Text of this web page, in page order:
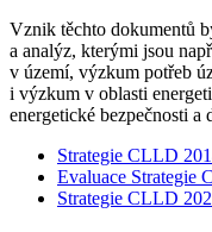
Vznik těchto dokumentů
a analýz, kterými jsou
v území, výzkum potřeb
i výzkum v oblasti
energetické bezpečnosti a
Strategie CLLD
Evaluace Strategie
Strategie CLLD